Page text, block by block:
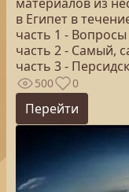
в Египет в
часть 1 -
часть 2 - Самый,
часть 3 -
500 0
Перейти